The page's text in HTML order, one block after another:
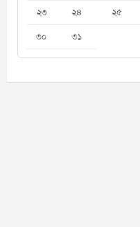
২৩
২৪ ২৫
৩০
৩১